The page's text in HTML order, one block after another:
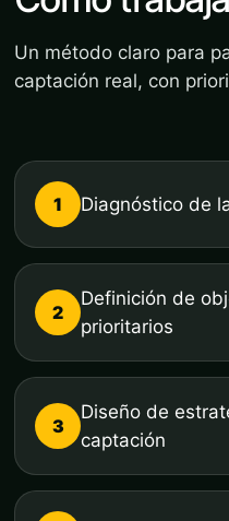
Un método claro para
captación real, con
1 Diagnóstico de
2
Definición de
prioritarios
3
Diseño de
captación